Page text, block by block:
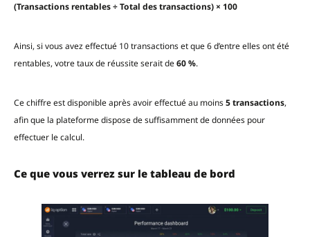
(Transactions rentables ÷ Total des transactions) × 100
Ainsi, si vous avez effectué 10 transactions et que 6 d’entre elles ont été
rentables, votre taux de réussite serait de60 %.
Ce chiffre est disponible après avoir effectué au moins5 transactions,
afin que la plateforme dispose de suffisamment de données pour
effectuer le calcul.
Ce que vous verrez sur le tableau de bord